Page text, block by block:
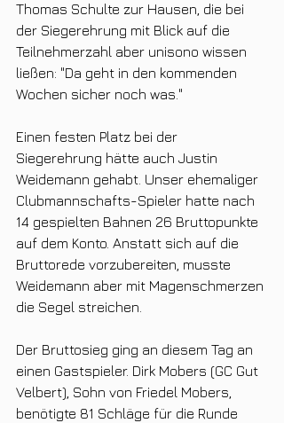
Thomas Schulte zur Hausen, die bei
der Siegerehrung mit Blick auf die
Teilnehmerzahl aber unisono wissen
ließen: "Da geht in den kommenden
Wochen sicher noch was."
Einen festen Platz bei der
Siegerehrung hätte auch Justin
Weidemann gehabt. Unser ehemaliger
Clubmannschafts-Spieler hatte nach
14 gespielten Bahnen 26 Bruttopunkte
auf dem Konto. Anstatt sich auf die
Bruttorede vorzubereiten, musste
Weidemann aber mit Magenschmerzen
die Segel streichen.
Der Bruttosieg ging an diesem Tag an
einen Gastspieler. Dirk Mobers (GC Gut
Velbert), Sohn von Friedel Mobers,
benötigte 81 Schläge für die Runde